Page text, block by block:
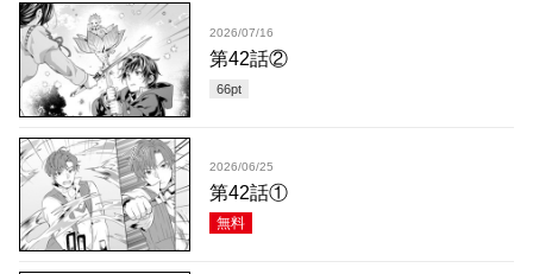
2026/07/16
第42話②
66pt
2026/06/25
第42話①
無料